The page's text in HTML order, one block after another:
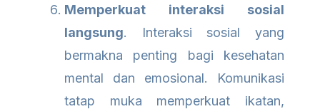
Memperkuat interaksi sosial
langsung. Interaksi sosial yang
bermakna penting bagi kesehatan
mental dan emosional. Komunikasi
tatap muka memperkuat ikatan,